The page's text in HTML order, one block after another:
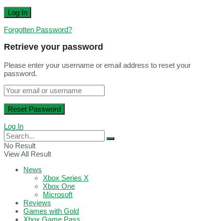
Forgotten Password?
Retrieve your password
Please enter your username or email address to reset your
password.
Log In
No Result
View All Result
News
Xbox Series X
Xbox One
Microsoft
Reviews
Games with Gold
Xbox Game Pass